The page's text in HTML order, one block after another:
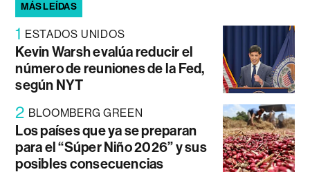
MÁS LEÍDAS
1 ESTADOS UNIDOS
Kevin Warsh evalúa reducir el
número de reuniones de la Fed,
según NYT
2 BLOOMBERG GREEN
Los países que ya se preparan
para el “Súper Niño 2026” y sus
posibles consecuencias